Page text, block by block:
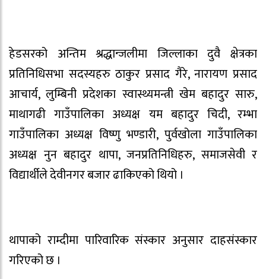
हेडसरको अन्तिम श्रद्धान्जलीमा जिल्लाका दुवै क्षेत्रका
प्रतिनिधिसभा सदस्यहरु ठाकुर प्रसाद गैरे, नारायण प्रसाद
आचार्य, लुम्बिनी प्रदेशका स्वास्थ्यमन्त्री खेम बहादुर सारु,
माथागढी गाउँपालिका अध्यक्ष यम बहादुर चिदी, रम्भा
गाउँपालिका अध्यक्ष विष्णु भण्डारी, पुर्वखोला गाउँपालिका
अध्यक्ष नुन बहादुर थापा, जनप्रतिनिधिहरु, समाजसेवी र
विद्यार्थीले देवीनगर बजार ढाकिएको थियो ।
थापाको राम्दीमा पारिवारिक संस्कार अनुसार दाहसंस्कार
गरिएको छ ।